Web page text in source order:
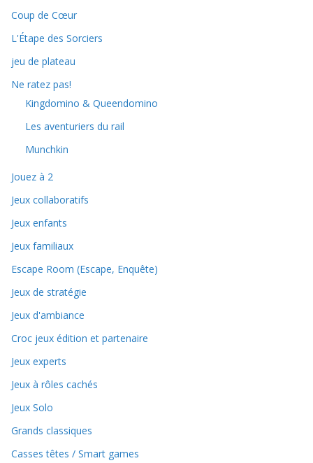
Coup de Cœur
L'Étape des Sorciers
jeu de plateau
Ne ratez pas!
Kingdomino & Queendomino
Les aventuriers du rail
Munchkin
Jouez à 2
Jeux collaboratifs
Jeux enfants
Jeux familiaux
Escape Room (Escape, Enquête)
Jeux de stratégie
Jeux d'ambiance
Croc jeux édition et partenaire
Jeux experts
Jeux à rôles cachés
Jeux Solo
Grands classiques
Casses têtes / Smart games